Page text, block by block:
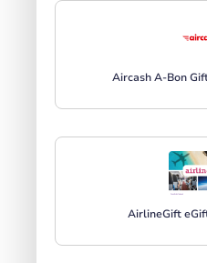
Aircash A-Bon
AirlineGift